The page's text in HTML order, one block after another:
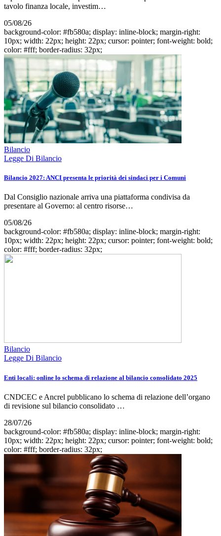
tavolo finanza locale, investim…
05/08/26
background-color: #fb580a; display: inline-block; margin-right:
10px; width: 22px; height: 22px; cursor: pointer; font-weight: bold;
color: #fff; border-radius: 32px;
Bilancio
Legge Di Bilancio
Bilancio 2027: ANCI presenta le priorità dei sindaci per i Comuni
Dal Consiglio nazionale arriva una piattaforma condivisa da
presentare al Governo: al centro risorse…
05/08/26
background-color: #fb580a; display: inline-block; margin-right:
10px; width: 22px; height: 22px; cursor: pointer; font-weight: bold;
color: #fff; border-radius: 32px;
Bilancio
Legge Di Bilancio
Enti locali: online lo schema di relazione al bilancio consolidato 2025
CNDCEC e Ancrel pubblicano lo schema di relazione dell’organo
di revisione sul bilancio consolidato …
28/07/26
background-color: #fb580a; display: inline-block; margin-right:
10px; width: 22px; height: 22px; cursor: pointer; font-weight: bold;
color: #fff; border-radius: 32px;